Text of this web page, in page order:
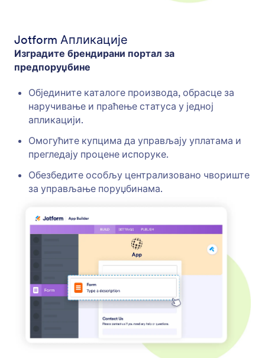
Jotform Апликације
Изградите брендирани портал за
предпоруџбине
Обједините каталоге производа, обрасце за
наручивање и праћење статуса у једној
апликацији.
Омогућите купцима да управљају уплатама и
прегледају процене испоруке.
Обезбедите особљу централизовано чвориште
за управљање поруџбинама.